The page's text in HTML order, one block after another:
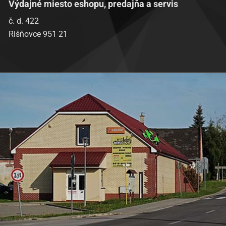
Baotian-BT49QT-9F1 Eagle
Baotian-BT49QT-9S1
Baotian-BT49QT-9S3
Baotian-BT50QT-11 Retro
Baotian-BT50QT-9 Ecobike
Benzhou-City Star (YY50QT)
Benzhou-Formula 2000 (YY50QT-6A)
Benzhou-Formula One (YY50QT-6)
Benzhou-Retro Star (YY50QT-15)
Výdajné miesto eshopu, predajňa a servis
č. d. 422
Rišňovce 951 21